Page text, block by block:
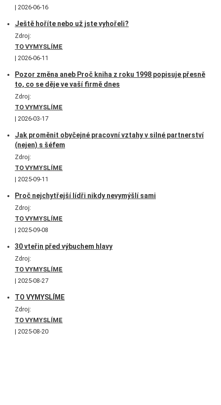
2026-06-16
Ještě hoříte nebo už jste vyhořeli?
Zdroj:
TO VYMYSLÍME
2026-06-11
Pozor změna aneb Proč kniha z roku 1998 popisuje přesně
to, co se děje ve vaší firmě dnes
Zdroj:
TO VYMYSLÍME
2026-03-17
Jak proměnit obyčejné pracovní vztahy v silné partnerství
(nejen) s šéfem
Zdroj:
TO VYMYSLÍME
2025-09-11
Proč nejchytřejší lídři nikdy nevymýšlí sami
Zdroj:
TO VYMYSLÍME
2025-09-08
30 vteřin před výbuchem hlavy
Zdroj:
TO VYMYSLÍME
2025-08-27
TO VYMYSLÍME
Zdroj:
TO VYMYSLÍME
2025-08-20